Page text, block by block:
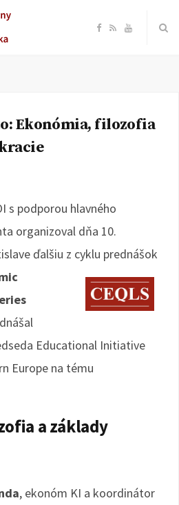
F
e
o
R Y
T
Ekonómia, filozofia
s podporou hlavného
organizoval dňa 10.
ďalšiu z cyklu prednášok
Educational Initiative
Europe na tému
a základy
, ekonóm KI a koordinátor